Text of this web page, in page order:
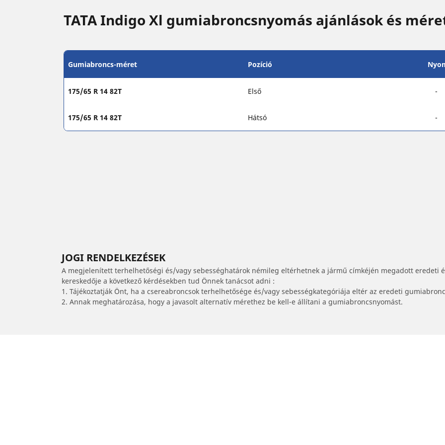
TATA Indigo Xl gumiabroncsnyomás ajánlások és
Gumiabroncs-méret Pozíció
175/65 R 14 82T Első -
175/65 R 14 82T Hátsó -
JOGI RENDELKEZÉSEK
A megjelenített terhelhetőségi és/vagy sebességhatárok némileg eltérhetnek a jármű címkéjén megadott eredeti
kereskedője a következő kérdésekben tud Önnek tanácsot adni :
1. Tájékoztatják Önt, ha a csereabroncsok terhelhetősége és/vagy sebességkategóriája eltér az eredeti
2. Annak meghatározása, hogy a javasolt alternatív mérethez be kell-e állítani a gumiabroncsnyomást.